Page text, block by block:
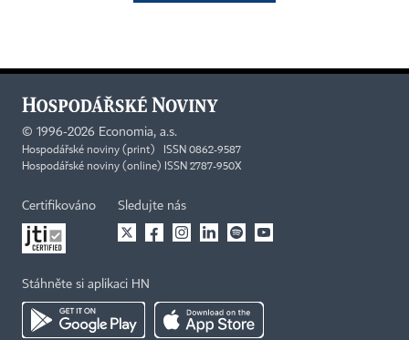
© 1996-2026 Economia, a.s.
Hospodářské noviny (print) ISSN 0862-9587
Hospodářské noviny (online) ISSN 2787-950X
Certifikováno Sledujte nás
Stáhněte si aplikaci HN